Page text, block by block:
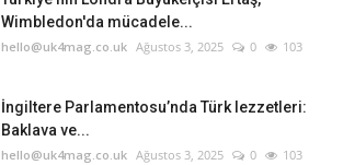
Wimbledon'da mücadele...
hello@uk4mag.co.uk Ağustos 3, 2025 0 103
İngiltere Parlamentosu’nda Türk lezzetleri:
Baklava ve...
hello@uk4mag.co.uk Ağustos 3, 2025 0 103